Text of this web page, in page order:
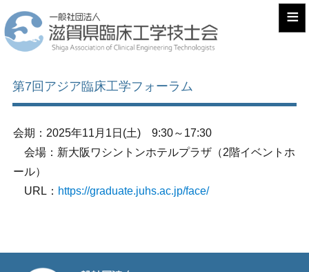
≡
第7回アジア臨床工学フォーラム
会期：2025年11月1日(土) 9:30～17:30
会場：新大阪ワシントンホテルプラザ（2階イベントホ
ール）
URL： https://graduate.juhs.ac.jp/face/